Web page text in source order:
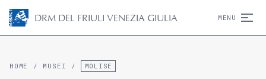
DRM DEL FRIULI VENEZIA GIULIA MENU
HOME / MUSEI / MOLISE